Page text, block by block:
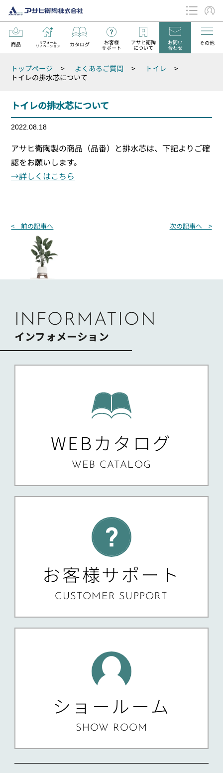
商品 リフォーム
リノベーション カタログ お客様
サポート
アサヒ衛陶
について
お問い
合わせ
その他
データダウンロード
トップページ > よくあるご質問 > トイレ
>
トイレの排水芯について
トイレの排水芯について
2022.08.18
アサヒ衛陶製の商品（品番）と排水芯は、下記よりご確
認をお願いします。
→詳しくはこちら
投
シ
< 前の記事へ 次の記事へ >
INFORMATION
インフォメーション
WEBカタログ
WEB CATALOG
お客様サポート
CUSTOMER SUPPORT
ショールーム
SHOW ROOM